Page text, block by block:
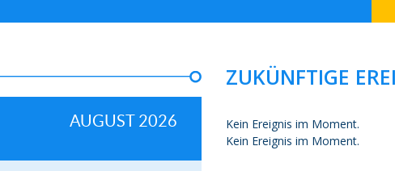
AUGUST 2026
ZUKÜNFTIGE
Kein Ereignis im Moment.
Kein Ereignis im Moment.